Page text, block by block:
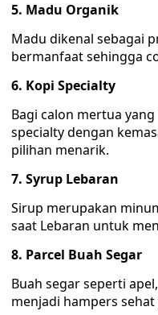
5. Madu Organik
Madu dikenal sebagai
bermanfaat sehingga
6. Kopi Specialty
Bagi calon mertua
specialty dengan
pilihan menarik.
7. Syrup Lebaran
Sirup merupakan
saat Lebaran untuk
8. Parcel Buah Segar
Buah segar seperti
menjadi hampers